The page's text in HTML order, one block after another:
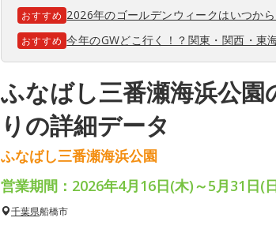
おすすめ 2026年のゴールデンウィークはいつか
おすすめ 今年のGWどこ行く！？関東・関西・東
ふなばし三番瀬海浜公園
りの詳細データ
ふなばし三番瀬海浜公園
営業期間：2026年4月16日(木)～5月31日(
千葉県船橋市